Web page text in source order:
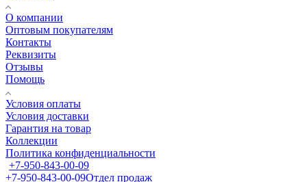
О компании
Оптовым покупателям
Контакты
Реквизиты
Отзывы
Помощь
Условия оплаты
Условия доставки
Гарантия на товар
Коллекции
Политика конфиденциальности
+7-950-843-00-09
+7-950-843-00-09Отдел продаж